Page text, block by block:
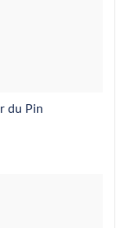
du Pin